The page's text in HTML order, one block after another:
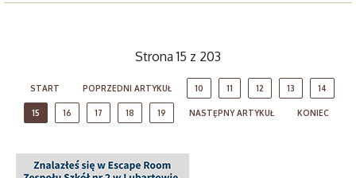
Strona 15 z 203
START POPRZEDNI ARTYKUŁ 10 11 12 13 14
15 16 17 18 19 NASTĘPNY ARTYKUŁ KONIEC